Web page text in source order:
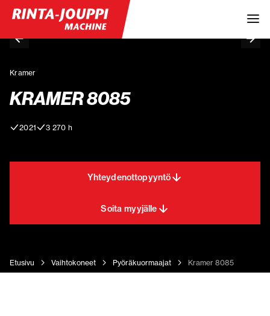
Kramer
KRAMER 8085
2021 3 270 h
Yhteydenottopyyntö
Soita myyjälle
Etusivu Vaihtokoneet Pyöräkuormaajat Kramer 8085